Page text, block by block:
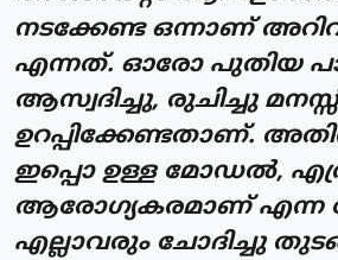
നടക്കേണ്ട ഒന്നാണ്
എന്നത്. ഓരോ പുതിയ
ആസ്വദിച്ചു, രുചിച്ചു
ഉറപ്പിക്കേണ്ടതാണ്.
ഇപ്പൊ ഉള്ള മോഡൽ,
ആരോഗ്യകരമാണ് എന്ന
എല്ലാവരും ചോദിച്ചു